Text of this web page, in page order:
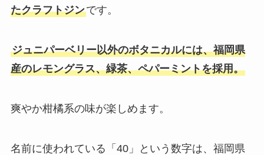
たクラフトジンです。
ジュニパーベリー以外のボタニカルには、福岡県
産のレモングラス、緑茶、ペパーミントを採用。
爽やか柑橘系の味が楽しめます。
名前に使われている「40」という数字は、福岡県